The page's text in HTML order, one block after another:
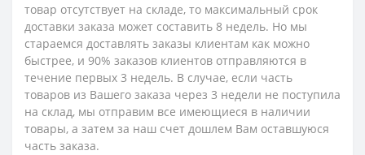
товар отсутствует на складе, то максимальный срок
доставки заказа может составить 8 недель. Но мы
стараемся доставлять заказы клиентам как можно
быстрее, и 90% заказов клиентов отправляются в
течение первых 3 недель. В случае, если часть
товаров из Вашего заказа через 3 недели не поступила
на склад, мы отправим все имеющиеся в наличии
товары, а затем за наш счет дошлем Вам оставшуюся
часть заказа.